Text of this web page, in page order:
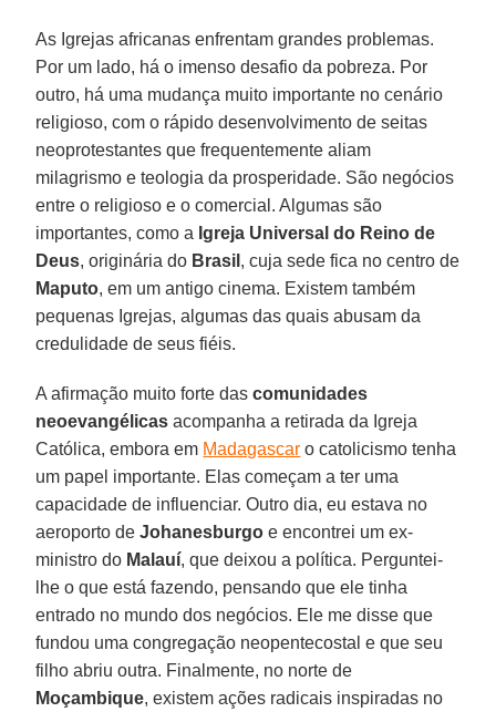
As Igrejas africanas enfrentam grandes problemas.
Por um lado, há o imenso desafio da pobreza. Por
outro, há uma mudança muito importante no cenário
religioso, com o rápido desenvolvimento de seitas
neoprotestantes que frequentemente aliam
milagrismo e teologia da prosperidade. São negócios
entre o religioso e o comercial. Algumas são
importantes, como a Igreja Universal do Reino de
Deus, originária do Brasil , cuja sede fica no centro de
Maputo, em um antigo cinema. Existem também
pequenas Igrejas, algumas das quais abusam da
credulidade de seus fiéis.
A afirmação muito forte dascomunidades
neoevangélicas acompanha a retirada da Igreja
Católica, embora em Madagascar o catolicismo tenha
um papel importante. Elas começam a ter uma
capacidade de influenciar. Outro dia, eu estava no
aeroporto deJohanesburgo e encontrei um ex-
ministro do Malauí, que deixou a política. Perguntei-
lhe o que está fazendo, pensando que ele tinha
entrado no mundo dos negócios. Ele me disse que
fundou uma congregação neopentecostal e que seu
filho abriu outra. Finalmente, no norte de
Moçambique, existem ações radicais inspiradas no